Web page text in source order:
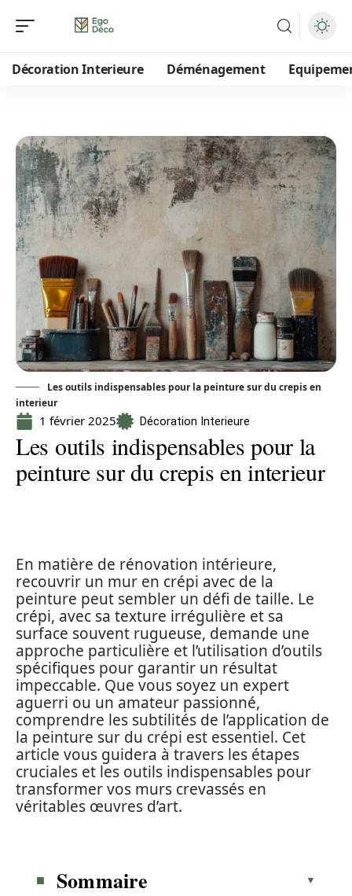
Décoration Interieure Déménagement
Les outils indispensables pour la peinture sur du crepis en
interieur
1 février 2025 Décoration Interieure
Les outils indispensables pour la
peinture sur du crepis en interieur
En matière de rénovation intérieure,
recouvrir un mur en crépi avec de la
peinture peut sembler un défi de taille. Le
crépi, avec sa texture irrégulière et sa
surface souvent rugueuse, demande une
approche particulière et l’utilisation d’outils
spécifiques pour garantir un résultat
impeccable. Que vous soyez un expert
aguerri ou un amateur passionné,
comprendre les subtilités de l’application de
la peinture sur du crépi est essentiel. Cet
article vous guidera à travers les étapes
cruciales et les outils indispensables pour
transformer vos murs crevassés en
véritables œuvres d’art.
Sommaire